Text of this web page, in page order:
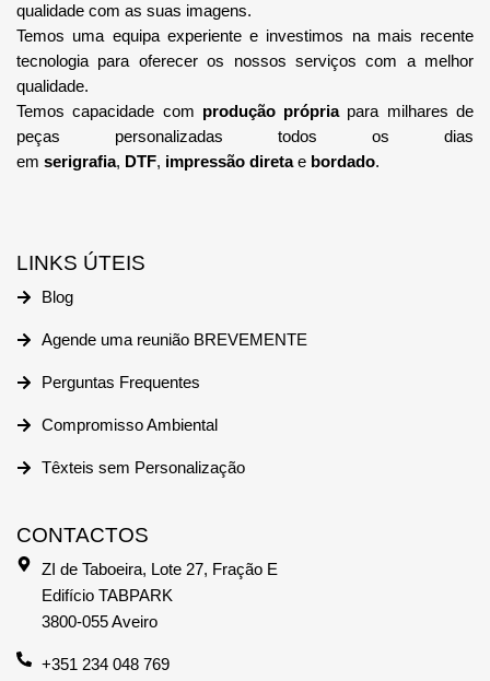
qualidade com as suas imagens.
Temos uma equipa experiente e investimos na mais recente
tecnologia para oferecer os nossos serviços com a melhor
qualidade.
Temos capacidade com produção própriapara milhares de
peças personalizadas todos os dias
em serigrafia, DTF, impressão diretae bordado.
LINKS ÚTEIS
Blog
Agende uma reunião BREVEMENTE
Perguntas Frequentes
Compromisso Ambiental
Têxteis sem Personalização
CONTACTOS
ZI de Taboeira, Lote 27, Fração E
Edifício TABPARK
3800-055 Aveiro
+351 234 048 769